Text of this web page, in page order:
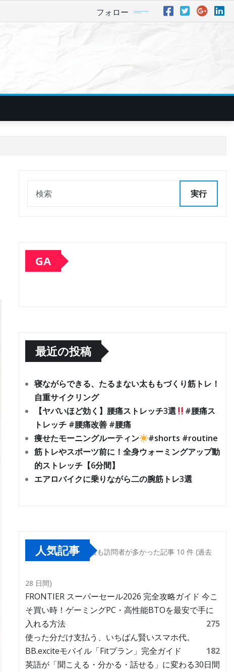
フォロー
実行
GA
最近の投稿
寝ながらできる、たるまない太ももづくり筋トレ！
自重サイクリング
【ヤバいほど効く】腰痛ストレッチ3選
#腰痛ス
トレッチ #腰痛改善 #腰痛
痩せたモーニングルーティン
#shorts #routine
筋トレやスポーツ前に！全身ウォーミングアップ動
的ストレッチ【6分間】
エアロバイクに乗りながら二の腕筋トレ3選
人気記事 最も訪問者が多かった記事 10 件 (過去
28 日間)
FRONTIER スーパーセール2026 完全攻略ガイド 今こ
そ買い時！ゲーミングPC・高性能BTOを最安で手に
入れる方法
275
使った分だけ支払う、いちばん賢いスマホ代。
BB.exciteモバイル「Fitプラン」完全ガイド
182
英語が「聞こえる・分かる・話せる」に変わる30日間